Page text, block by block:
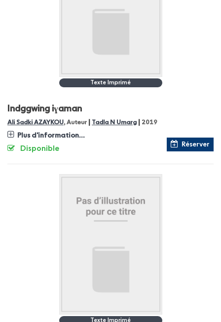
Texte Imprimé
Indggwing iɣaman
Ali Sadki AZAYKOU, Auteur Tadla N Umarg 2019
Plus d'information...
Réserver
Disponible
Texte Imprimé